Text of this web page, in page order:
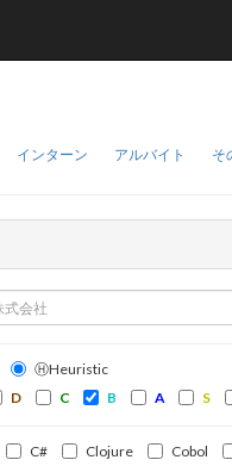
インターン アルバイト そ
ⒽHeuristic
D C B A S
C# Clojure Cobol